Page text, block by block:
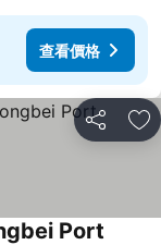
查看價格
分享 放
Port